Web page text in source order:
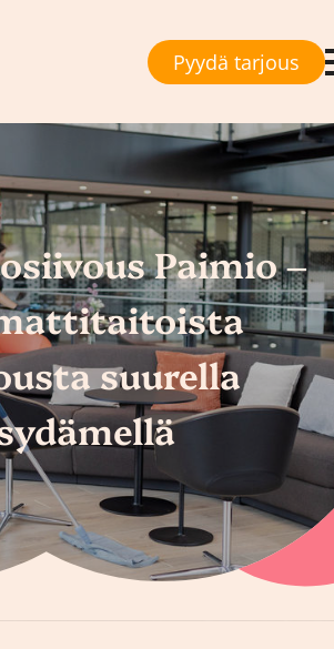
Pyydä tarjous
Paimio –
suurella